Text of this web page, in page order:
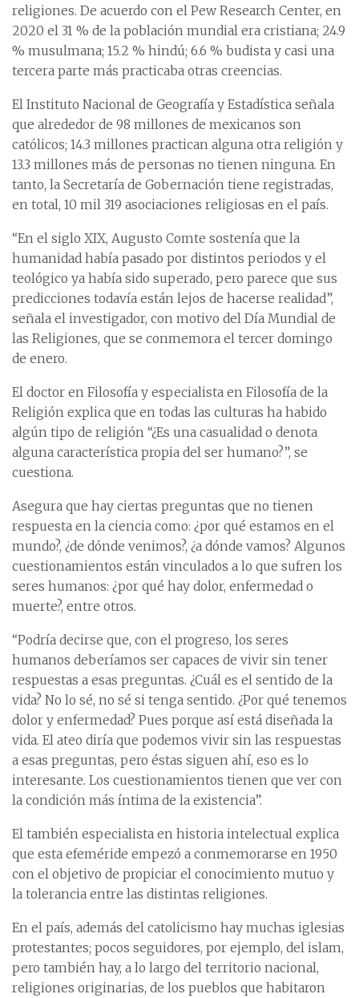
religiones. De acuerdo con el Pew Research Center, en
2020 el 31 % de la población mundial era cristiana; 24.9
% musulmana; 15.2 % hindú; 6.6 % budista y casi una
tercera parte más practicaba otras creencias.
El Instituto Nacional de Geografía y Estadística señala
que alrededor de 98 millones de mexicanos son
católicos; 14.3 millones practican alguna otra religión y
13.3 millones más de personas no tienen ninguna. En
tanto, la Secretaría de Gobernación tiene registradas,
en total, 10 mil 319 asociaciones religiosas en el país.
“En el siglo XIX, Augusto Comte sostenía que la
humanidad había pasado por distintos periodos y el
teológico ya había sido superado, pero parece que sus
predicciones todavía están lejos de hacerse realidad”,
señala el investigador, con motivo del Día Mundial de
las Religiones, que se conmemora el tercer domingo
de enero.
El doctor en Filosofía y especialista en Filosofía de la
Religión explica que en todas las culturas ha habido
algún tipo de religión “¿Es una casualidad o denota
alguna característica propia del ser humano?”, se
cuestiona.
Asegura que hay ciertas preguntas que no tienen
respuesta en la ciencia como: ¿por qué estamos en el
mundo?, ¿de dónde venimos?, ¿a dónde vamos? Algunos
cuestionamientos están vinculados a lo que sufren los
seres humanos: ¿por qué hay dolor, enfermedad o
muerte?, entre otros.
“Podría decirse que, con el progreso, los seres
humanos deberíamos ser capaces de vivir sin tener
respuestas a esas preguntas. ¿Cuál es el sentido de la
vida? No lo sé, no sé si tenga sentido. ¿Por qué tenemos
dolor y enfermedad? Pues porque así está diseñada la
vida. El ateo diría que podemos vivir sin las respuestas
a esas preguntas, pero éstas siguen ahí, eso es lo
interesante. Los cuestionamientos tienen que ver con
la condición más íntima de la existencia”.
El también especialista en historia intelectual explica
que esta efeméride empezó a conmemorarse en 1950
con el objetivo de propiciar el conocimiento mutuo y
la tolerancia entre las distintas religiones.
En el país, además del catolicismo hay muchas iglesias
protestantes; pocos seguidores, por ejemplo, del islam,
pero también hay, a lo largo del territorio nacional,
religiones originarias, de los pueblos que habitaron